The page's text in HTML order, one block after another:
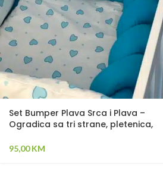
Set Bumper Plava Srca i Plava –
Ogradica sa tri strane, pletenica,
jastuka
95,00KM